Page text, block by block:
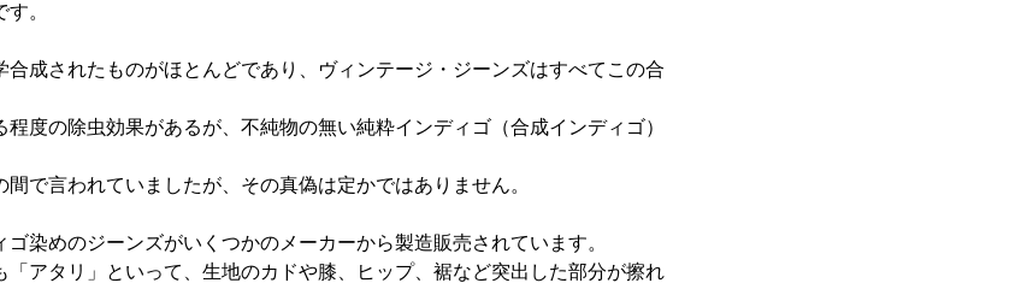
。
成されたものがほとんどであり、ヴィンテージ・ジーンズはすべてこの合
度の除虫効果があるが、不純物の無い純粋インディゴ（合成インディゴ）
で言われていましたが、その真偽は定かではありません。
染めのジーンズがいくつかのメーカーから製造販売されています。
アタリ」といって、生地のカドや膝、ヒップ、裾など突出した部分が擦れ